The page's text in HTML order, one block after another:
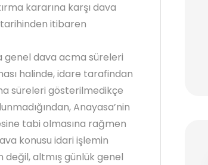
kararına karşı dava
itibaren
genel dava acma süreleri
halinde, idare tarafindan
süreleri gösterilmedikçe
Anayasa’nin
tabi olmasına rağmen
konusu idari işlemin
altmış günlük genel